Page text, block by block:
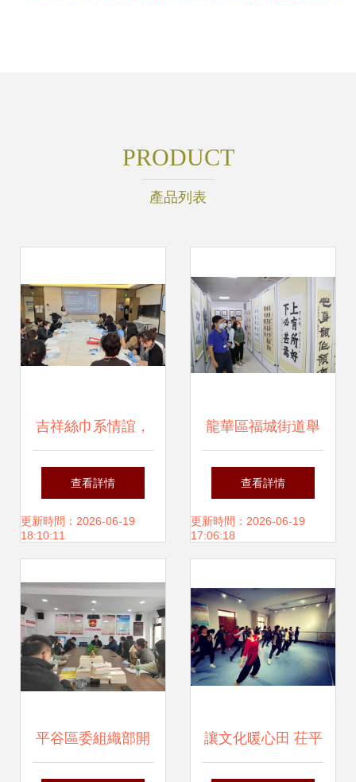
PRODUCT
產品列表
吉祥絲巾系情誼，
非遺扎染連中外
——染織服裝藝術
直屬黨支部成功舉
辦黨建主題文化實
查看詳情
更新時間：2026-06-19
18:10:11
龍華區福城街道舉
辦“書香廉韻 清風
福城”廉潔文化書畫
藝術交流
查看詳情
更新時間：2026-06-19
17:06:18
平谷區委組織部開 讓文化暖心田 茌平